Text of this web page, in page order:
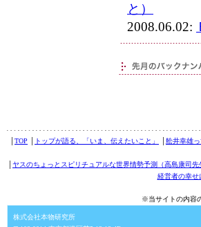
と）
2008.06.02:
TOP トップが語る、「いま、伝えたいこと」 舩井幸雄
ヤスのちょっとスピリチュアルな世界情勢予測（高島康司先
経営者の幸せ
※当サイトの内容
株式会社本物研究所